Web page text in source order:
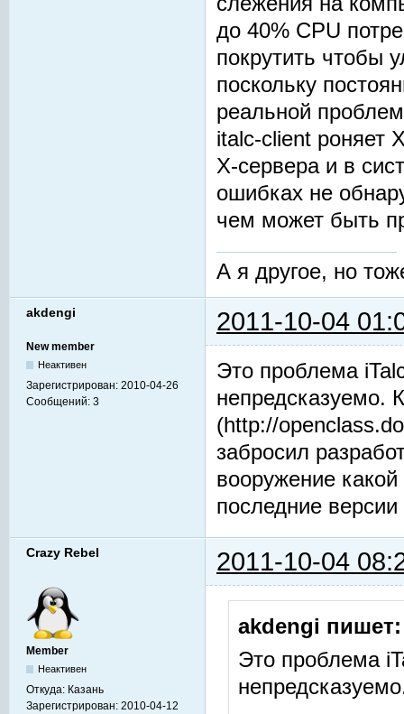
до 40% CPU
покрутить чтобы
поскольку
реальной
italc-client роняет
X-сервера и в
ошибках не
чем может быть
А я другое, но
akdengi 2011-10-04
New member
Неактивен
Зарегистрирован: 2010-04-26
Сообщений: 3
Это проблема
непредсказуемо.
(http://
забросил
вооружение какой
последние
Crazy Rebel 2011-10-04
Member
Неактивен
Откуда: Казань
Зарегистрирован: 2010-04-12
akdengi пишет:
Это проблема